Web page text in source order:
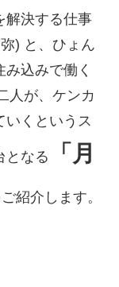
解決する仕事
) と、ひょん
込みで働く
人が、ケンカ
いくというス
となる
「月
紹介します。